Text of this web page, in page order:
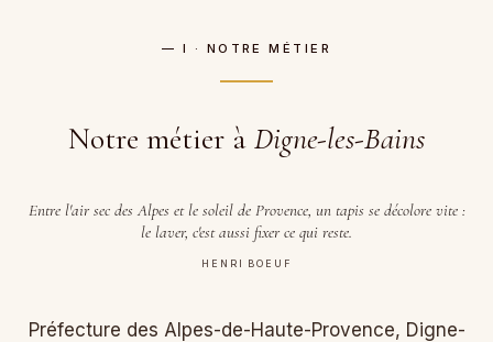
— I · NOTRE MÉTIER
Notre métier à Digne-les-Bains
Entre l'air sec des Alpes et le soleil de Provence, un tapis se décolore vite :
le laver, c'est aussi fixer ce qui reste.
HENRI BOEUF
Préfecture des Alpes-de-Haute-Provence, Digne-